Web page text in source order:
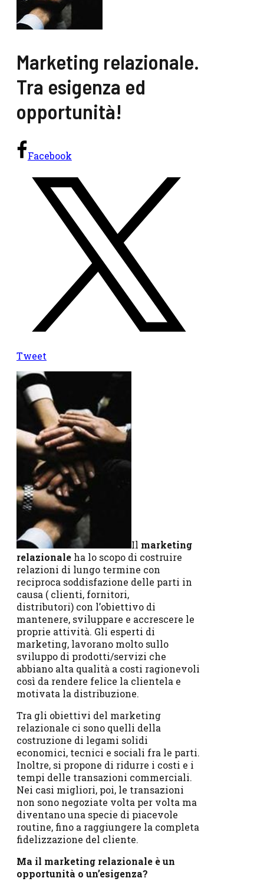
Marketing relazionale.
Tra esigenza ed
opportunità!
Facebook
Tweet
Il marketing
relazionale ha lo scopo di costruire
relazioni di lungo termine con
reciproca soddisfazione delle parti in
causa ( clienti, fornitori,
distributori) con l’obiettivo di
mantenere, sviluppare e accrescere le
proprie attività. Gli esperti di
marketing, lavorano molto sullo
sviluppo di prodotti/servizi che
abbiano alta qualità a costi ragionevoli
così da rendere felice la clientela e
motivata la distribuzione.
Tra gli obiettivi del marketing
relazionale ci sono quelli della
costruzione di legami solidi
economici, tecnici e sociali fra le parti.
Inoltre, si propone di ridurre i costi e i
tempi delle transazioni commerciali.
Nei casi migliori, poi, le transazioni
non sono negoziate volta per volta ma
diventano una specie di piacevole
routine, fino a raggiungere la completa
fidelizzazione del cliente.
Ma il marketing relazionale è un
opportunità o un’esigenza?